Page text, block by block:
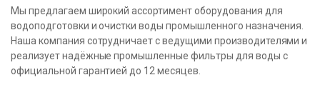
Мы предлагаем широкий ассортимент оборудования для
водоподготовки и очистки воды промышленного назначения.
Наша компания сотрудничает с ведущими производителями и
реализует надёжные промышленные фильтры для воды с
официальной гарантией до 12 месяцев.